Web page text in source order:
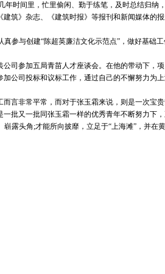
时间里，忙里偷闲、勤于练笔，及时总结归纳
筑》杂志、《建筑时报》等报刊和新闻媒体的
与创建“陈超英廉洁文化示范点”，做好基础
参加五局青苗人才座谈会。在他的带动下，
公司投标和议标工作，通过自己的不懈努力为
非常平常，而对于张玉霜来说，则是一次宝
批又一批同张玉霜一样的优秀青年不断努力下
露头角;才能所向披靡，立足于“上海滩”，并在